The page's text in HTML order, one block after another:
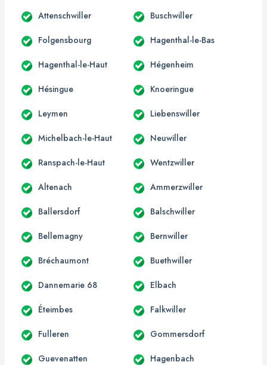
Attenschwiller Buschwiller
Folgensbourg Hagenthal-le-Bas
Hagenthal-le-Haut Hégenheim
Hésingue Knoeringue
Leymen Liebenswiller
Michelbach-le-Haut Neuwiller
Ranspach-le-Haut Wentzwiller
Altenach Ammerzwiller
Ballersdorf Balschwiller
Bellemagny Bernwiller
Bréchaumont Buethwiller
Dannemarie 68 Elbach
Éteimbes Falkwiller
Fulleren Gommersdorf
Guevenatten Hagenbach